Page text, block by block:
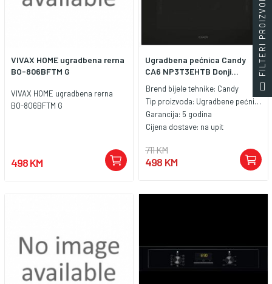
VIVAX HOME ugradbena rerna
BO-806BFTM G
VIVAX HOME ugradbena rerna
BO-806BFTM G
498 KM
Ugradbena pećnica Candy
CA6 NP3T3EHTB Donji...
Brend bijele tehnike: Candy
Tip proizvoda: Ugradbene pećnice
Garancija: 5 godina
Cijena dostave: na upit
711 KM
498 KM
FILTERI PROIZVODA